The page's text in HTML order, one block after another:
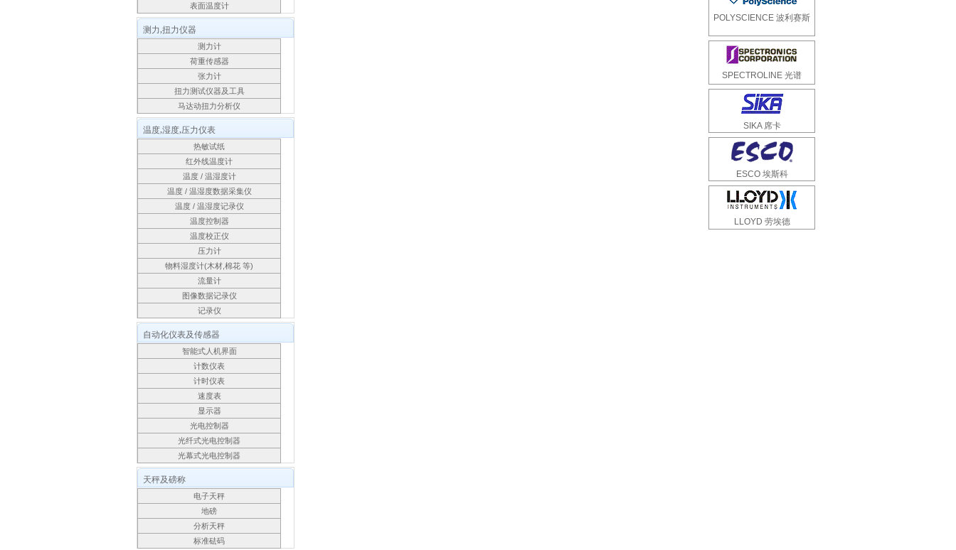
表面温度计
测力,扭力仪器
测力计
荷重传感器
张力计
扭力测试仪器及工具
马达动扭力分析仪
温度,湿度,压力仪表
热敏试纸
红外线温度计
温度 / 温湿度计
温度 / 温湿度数据采集仪
温度 / 温湿度记录仪
温度控制器
温度校正仪
压力计
物料湿度计(木材,棉花 等)
流量计
图像数据记录仪
记录仪
自动化仪表及传感器
智能式人机界面
计数仪表
计时仪表
速度表
显示器
光电控制器
光纤式光电控制器
光幕式光电控制器
天秤及磅称
电子天秤
地磅
分析天秤
标准砝码
POLYSCIENCE 波利赛斯
SPECTROLINE 光谱
SIKA 席卡
ESCO 埃斯科
LLOYD 劳埃德